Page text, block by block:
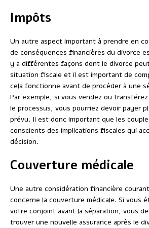
Impôts
Un autre aspect important à prendre en
de conséquences financières du divorce
y a différentes façons dont le divorce
situation fiscale et il est important de
cela fonctionne avant de procéder à une
Par exemple, si vous vendez ou
le processus, vous pourriez devoir payer
prévu. Il est donc important que les
conscients des implications fiscales qui
décision.
Couverture médicale
Une autre considération financière
concerne la couverture médicale. Si vous
votre conjoint avant la séparation, vous
trouver une nouvelle assurance après le